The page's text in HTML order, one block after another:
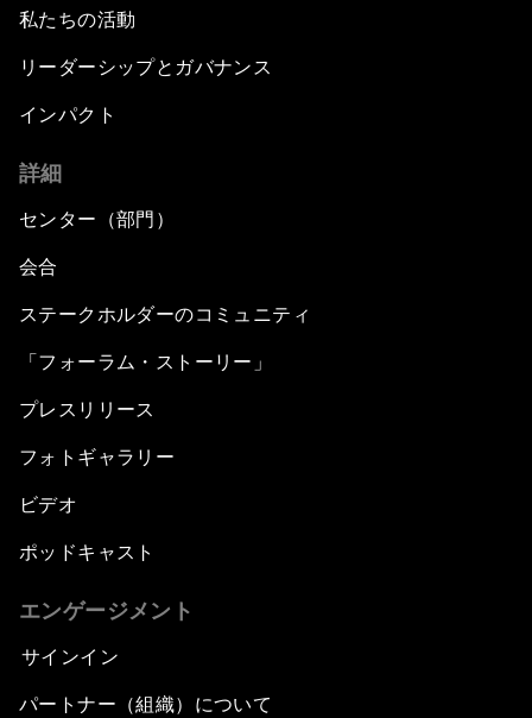
私たちの活動
リーダーシップとガバナンス
インパクト
詳細
センター（部門）
会合
ステークホルダーのコミュニティ
「フォーラム・ストーリー」
プレスリリース
フォトギャラリー
ビデオ
ポッドキャスト
エンゲージメント
サインイン
パートナー（組織）について